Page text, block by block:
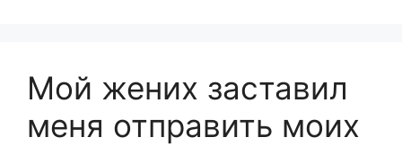
Мой жених заставил
меня отправить моих